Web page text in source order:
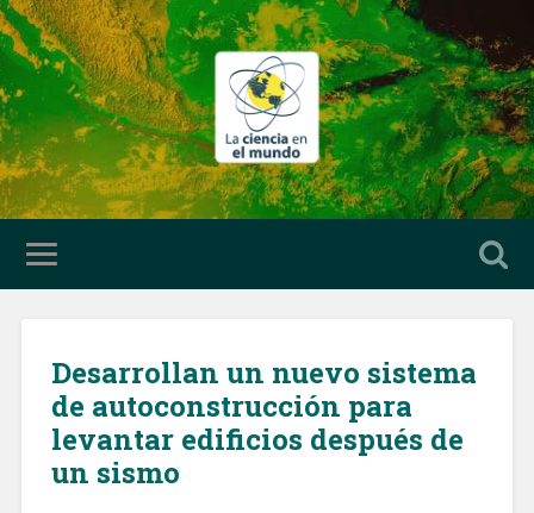
Desarrollan un nuevo sistema
de autoconstrucción para
levantar edificios después de
un sismo